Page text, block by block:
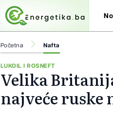
Početna Nafta
LUKOIL I ROSNEFT
Velika
najveće ruske